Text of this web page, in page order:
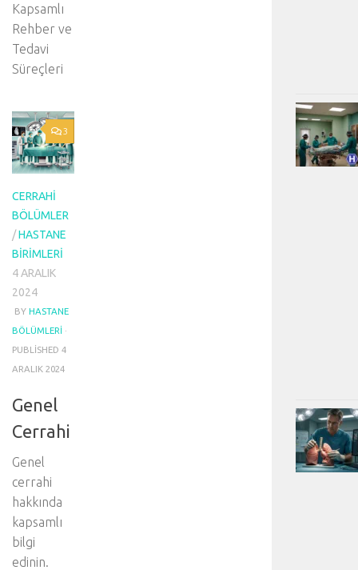
Kapsamlı
Rehber ve
Tedavi
Süreçleri
3
CERRAHI
BÖLÜMLER
/HASTANE
BIRIMLERI
4 ARALIK
2024
BY HASTANE
BÖLÜMLERI ·
PUBLISHED 4
ARALIK 2024
Genel
Cerrahi
Genel
cerrahi
hakkında
kapsamlı
bilgi
edinin.